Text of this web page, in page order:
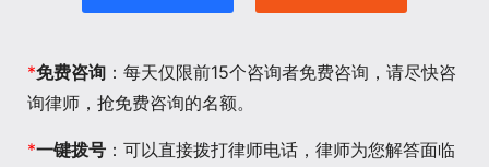
*免费咨询 ：每天仅限前15个咨询者免费咨询，请尽快咨
询律师，抢免费咨询的名额。
*一键拨号 ：可以直接拨打律师电话，律师为您解答面临